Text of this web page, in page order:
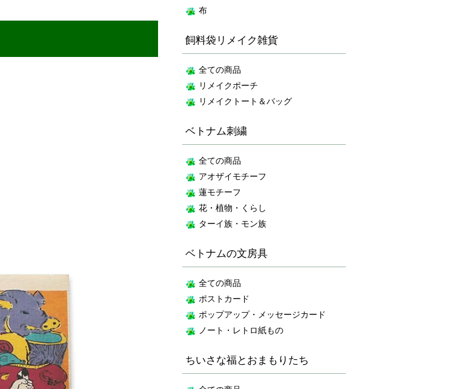
布
飼料袋リメイク雑貨
全ての商品
リメイクポーチ
リメイクトート＆バッグ
ベトナム刺繍
全ての商品
アオザイモチーフ
蓮モチーフ
花・植物・くらし
ターイ族・モン族
ベトナムの文房具
全ての商品
ポストカード
ポップアップ・メッセージカード
ノート・レトロ紙もの
ちいさな福とおまもりたち